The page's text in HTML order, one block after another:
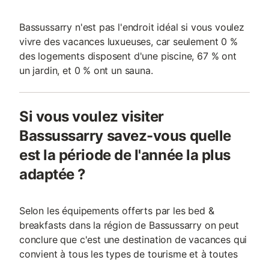
Bassussarry n'est pas l'endroit idéal si vous voulez
vivre des vacances luxueuses, car seulement 0 %
des logements disposent d'une piscine, 67 % ont
un jardin, et 0 % ont un sauna.
Si vous voulez visiter
Bassussarry savez-vous quelle
est la période de l'année la plus
adaptée ?
Selon les équipements offerts par les bed &
breakfasts dans la région de Bassussarry on peut
conclure que c'est une destination de vacances qui
convient à tous les types de tourisme et à toutes